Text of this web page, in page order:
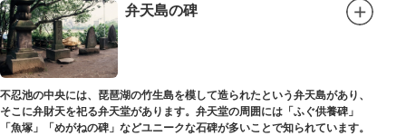
弁天島の碑
不忍池の中央には、琵琶湖の竹生島を模して造られたという弁天島があり、
そこに弁財天を祀る弁天堂があります。弁天堂の周囲には「ふぐ供養碑」
「魚塚」「めがねの碑」などユニークな石碑が多いことで知られています。